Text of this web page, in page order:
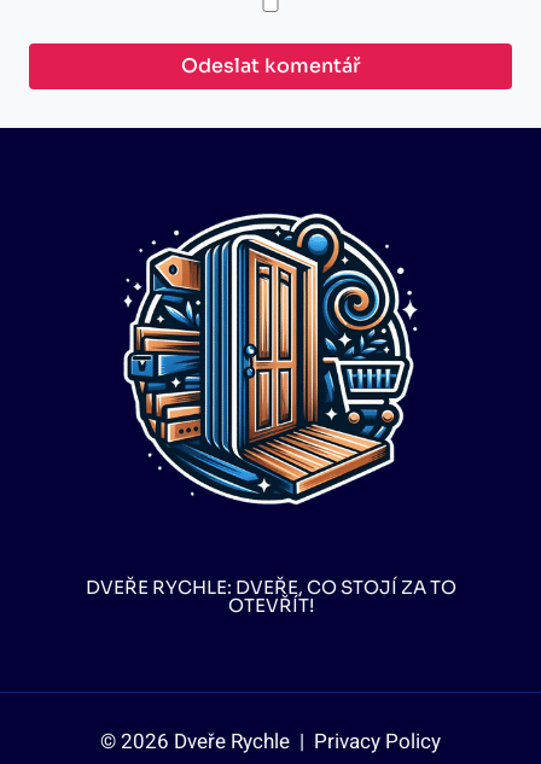
DVEŘE RYCHLE: DVEŘE, CO STOJÍ ZA TO
OTEVŘÍT!
© 2026 Dveře Rychle | Privacy Policy